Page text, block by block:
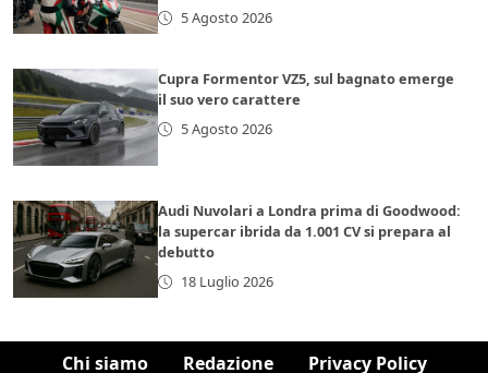
5 Agosto 2026
Cupra Formentor VZ5, sul bagnato emerge
il suo vero carattere
5 Agosto 2026
Audi Nuvolari a Londra prima di Goodwood:
la supercar ibrida da 1.001 CV si prepara al
debutto
18 Luglio 2026
Chi siamo Redazione Privacy Policy